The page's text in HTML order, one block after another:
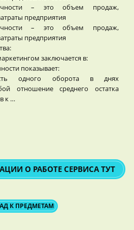
– это объем продаж,
предприятия
– это объем продаж,
предприятия
заключается в:
показывает:
одного оборота в днях
отношение среднего остатка
к …
О РАБОТЕ СЕРВИСА ТУТ
К ПРЕДМЕТАМ